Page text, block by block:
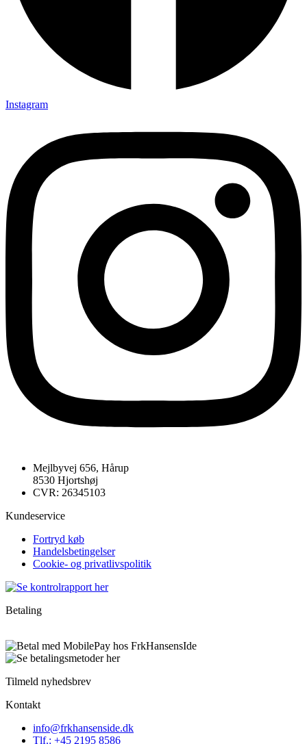
Instagram
Mejlbyvej 656, Hårup
8530 Hjortshøj
CVR: 26345103
Kundeservice
Fortryd køb
Handelsbetingelser
Cookie- og privatlivspolitik
Betaling
Tilmeld nyhedsbrev
Kontakt
info@frkhansenside.dk
Tlf.: +45 2195 8586